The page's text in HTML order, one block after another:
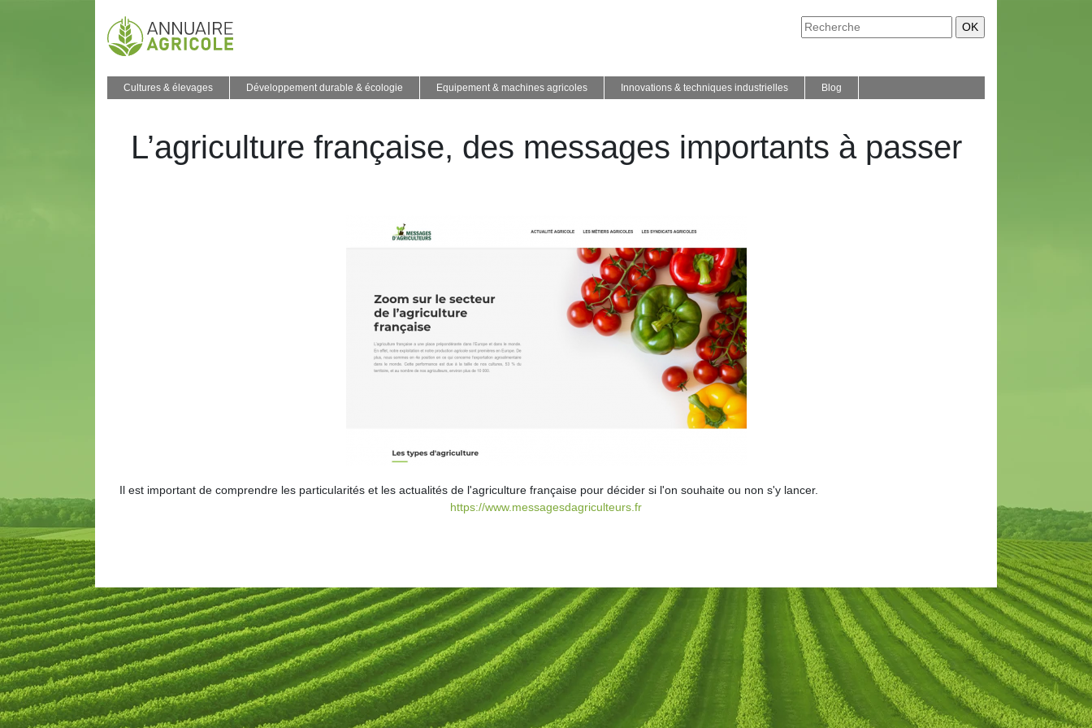
Cultures & élevages Développement durable & écologie Equipement & machines agricoles Innovations & techniques industrielles Blog
L’agriculture française, des messages importants à passer
Il est important de comprendre les particularités et les actualités de l'agriculture française pour décider si l'on souhaite ou non s'y lancer.
https://www.messagesdagriculteurs.fr